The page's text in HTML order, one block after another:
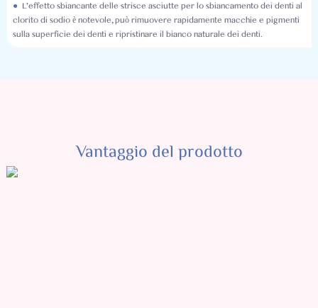
● L'effetto sbiancante delle strisce asciutte per lo sbiancamento dei denti al
clorito di sodio è notevole, può rimuovere rapidamente macchie e pigmenti
sulla superficie dei denti e ripristinare il bianco naturale dei denti.
Vantaggio del prodotto